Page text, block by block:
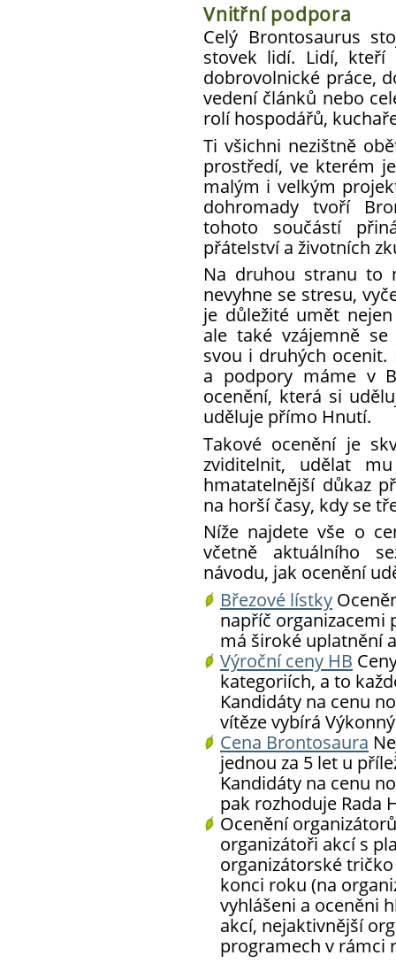
Vnitřní podpora
Celý Brontosaurus
stovek lidí. Lidí,
dobrovolnické práce,
vedení článků nebo
rolí hospodářů,
Ti všichni nezištně
prostředí, ve kterém
malým i velkým
dohromady tvoří
tohoto součástí
přátelství a životních
Na druhou stranu to
nevyhne se stresu,
je důležité umět
ale také vzájemně
svou i druhých
a podpory máme v
ocenění, která si
uděluje přímo Hnutí.
Takové ocenění je
zviditelnit, udělat
hmatatelnější důkaz
na horší časy, kdy se
Níže najdete vše o
včetně aktuálního
návodu, jak ocenění
Březové lístky
napříč organizacemi
má široké uplatnění
Výroční ceny HB
kategoriích, a to
Kandidáty na cenu
vítěze vybírá
Cena Brontosaura
jednou za 5 let u
Kandidáty na cenu
pak rozhoduje Rada
Ocenění
organizátoři akcí s
organizátorské
konci roku (na
vyhlášeni a oceněni
akcí, nejaktivnější
programech v rámci